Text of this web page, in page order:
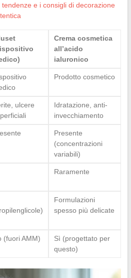
tendenze e i consigli di decorazione
Crema cosmetica
all’acido
ialuronico
Prodotto cosmetico
ulcere
Idratazione, anti-
invecchiamento
Presente
(concentrazioni
variabili)
Raramente
Formulazioni
spesso più delicate
(fuori AMM)
Sì (progettato per
questo)